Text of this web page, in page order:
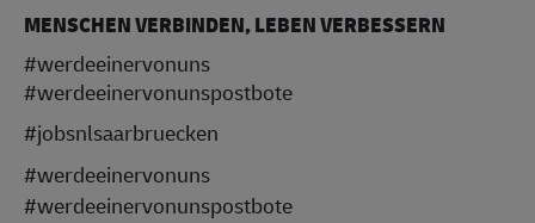
MENSCHEN VERBINDEN, LEBEN VERBESSERN
#werdeeinervonuns
#werdeeinervonunspostbote
#jobsnlsaarbruecken
#werdeeinervonuns
#werdeeinervonunspostbote